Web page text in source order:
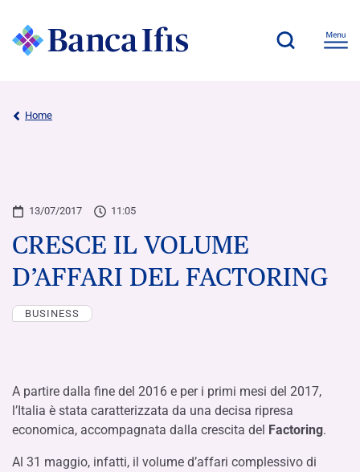
Home
13/07/2017 11:05
CRESCE IL VOLUME
D’AFFARI DEL FACTORING
BUSINESS
A partire dalla fine del 2016 e per i primi mesi del 2017,
l’Italia è stata caratterizzata da una decisa ripresa
economica, accompagnata dalla crescita del Factoring.
Al 31 maggio, infatti, il volume d’affari complessivo di